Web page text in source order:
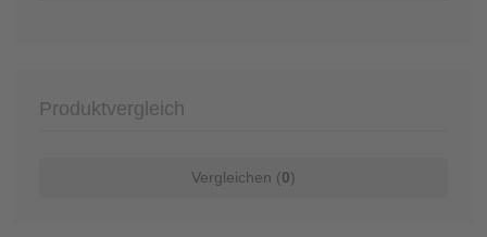
Produktvergleich
Vergleichen (0)